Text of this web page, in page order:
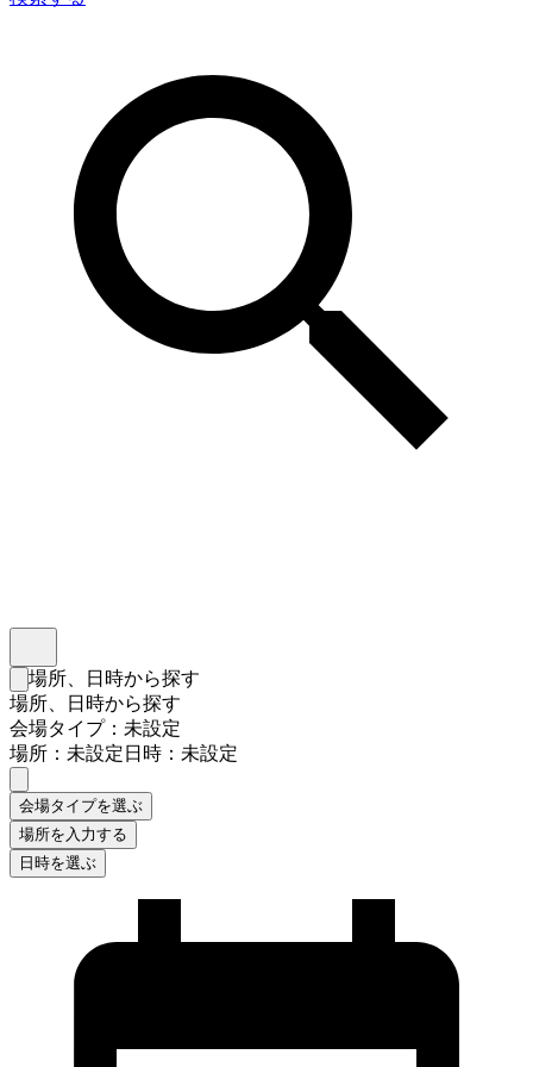
検索フォームを閉じる
場所、日時から探す
場所、日時から探す
会場タイプ：未設定
場所：未設定日時：未設定
会場タイプを選ぶ
場所を入力する
日時を選ぶ